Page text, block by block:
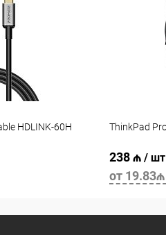
HDLINK-60H ThinkPad
238 ₼ / шт
от